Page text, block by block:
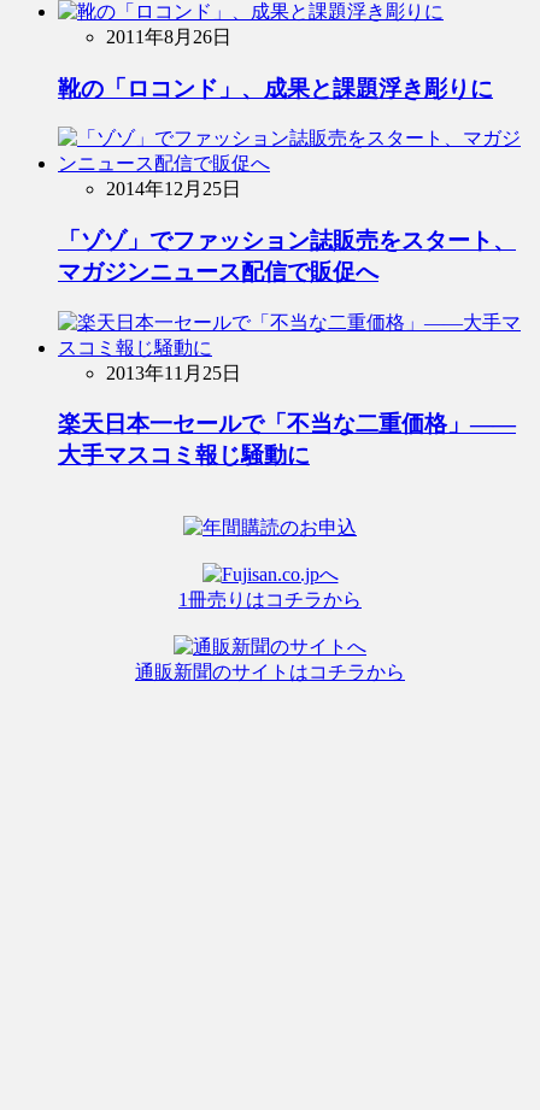
2011年8月26日
靴の「ロコンド」、成果と課題浮き彫りに
2014年12月25日
「ゾゾ」でファッション誌販売をスタート、
マガジンニュース配信で販促へ
2013年11月25日
楽天日本一セールで「不当な二重価格」――
大手マスコミ報じ騒動に
1冊売りはコチラから
通販新聞のサイトはコチラから